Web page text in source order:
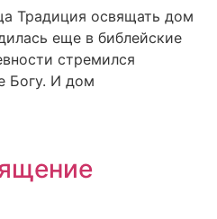
Традиция освящать дом
еще в библейские
стремился
Богу. И дом